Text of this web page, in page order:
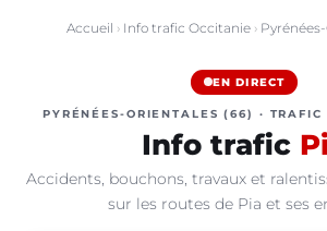
Accueil › Info trafic Occitanie›
EN DIRECT
PYRÉNÉES-ORIENTALES (66) · TRAFIC
Info trafic
Accidents, bouchons, travaux et
sur les routes de Pia et ses